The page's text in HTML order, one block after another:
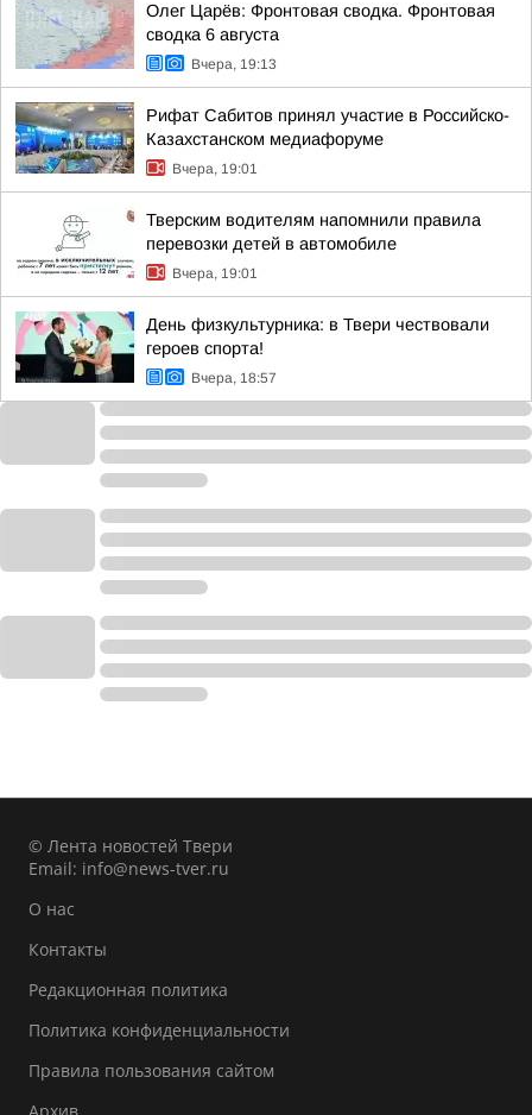
Олег Царёв: Фронтовая сводка. Фронтовая
сводка 6 августа
Вчера, 19:13
Рифат Сабитов принял участие в Российско-
Казахстанском медиафоруме
Вчера, 19:01
Тверским водителям напомнили правила
перевозки детей в автомобиле
Вчера, 19:01
День физкультурника: в Твери чествовали
героев спорта!
Вчера, 18:57
© Лента новостей Твери
Email: info@news-tver.ru
О нас
Контакты
Редакционная политика
Политика конфиденциальности
Правила пользования сайтом